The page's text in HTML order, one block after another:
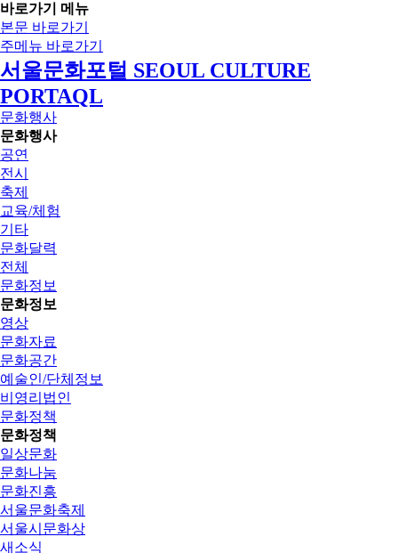
바로가기 메뉴
본문 바로가기
주메뉴 바로가기
서울문화포털 SEOUL CULTURE
PORTAQL
문화행사
문화행사
공연
전시
축제
교육/체험
기타
문화달력
전체
문화정보
문화정보
영상
문화자료
문화공간
예술인/단체정보
비영리법인
문화정책
문화정책
일상문화
문화나눔
문화진흥
서울문화축제
서울시문화상
새소식